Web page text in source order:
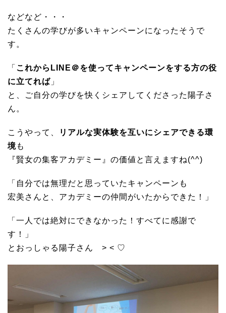
などなど・・・
たくさんの学びが多いキャンペーンになったそうで
す。
「 これからLINE＠を使ってキャンペーンをする方の役
に立てれば 」
と、ご自分の学びを快くシェアしてくださった陽子さ
ん。
こうやって、
リアルな実体験を互いにシェアできる環
境も
『賢女の集客アカデミー』の価値と言えますね(^^)
「自分では無理だと思っていたキャンペーンも
宏美さんと、アカデミーの仲間がいたからできた！」
「一人では絶対にできなかった！すべてに感謝で
す！」
とおっしゃる陽子さん ˃ ˂ ♡